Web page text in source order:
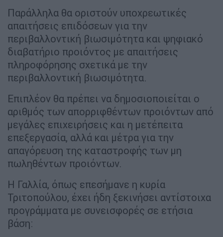
Παράλληλα θα οριστούν υποχρεωτικές
απαιτήσεις επιδόσεων για την
περιβαλλοντική βιωσιμότητα και ψηφιακό
διαβατήριο προιόντος με απαιτήσεις
πληροφόρησης σχετικά με την
περιβαλλοντική βιωσιμότητα.
Επιπλέον θα πρέπει να δημοσιοποιείται ο
αριθμός των απορριφθέντων προιόντων από
μεγάλες επιχειρήσεις και η μετέπειτα
επεξεργασία, αλλά και μέτρα για την
απαγόρευση της καταστροφής των μη
πωληθέντων προιόντων.
Η Γαλλία, όπως επεσήμανε η κυρία
Τριτοπούλου, έχει ήδη ξεκινήσει αντίστοιχα
προγράμματα με συνεισφορές σε ετήσια
βάση: